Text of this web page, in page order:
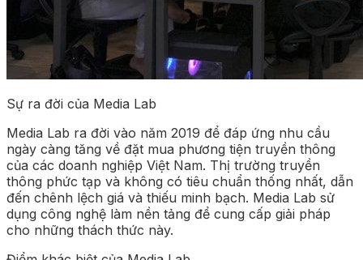
Sự ra đời của Media Lab
Media Lab ra đời vào năm 2019 để đáp ứng nhu cầu
ngày càng tăng về đặt mua phương tiện truyền thông
của các doanh nghiệp Việt Nam. Thị trường truyền
thông phức tạp và không có tiêu chuẩn thống nhất, dẫn
đến chênh lệch giá và thiếu minh bạch. Media Lab sử
dụng công nghệ làm nền tảng để cung cấp giải pháp
cho những thách thức này.